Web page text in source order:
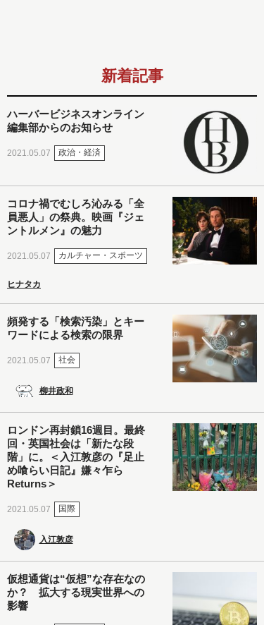
新着記事
ハーバービジネスオンライン
編集部からのお知らせ
2021.05.07 政治・経済
コロナ禍でむしろ沁みる「全
員悪人」の祭典。映画『ジェ
ントルメン』の魅力
2021.05.07 カルチャー・スポーツ
ヒナタカ
頻発する「検索汚染」とキー
ワードによる検索の限界
2021.05.07 社会
柳井政和
ロンドン再封鎖16週目。最終
回・英国社会は「新たな段
階」に。＜入江敦彦の『足止
め喰らい日記』嫌々乍ら
Returns＞
2021.05.07 国際
入江敦彦
仮想通貨は“仮想”な存在なの
か？ 拡大する現実世界への
影響